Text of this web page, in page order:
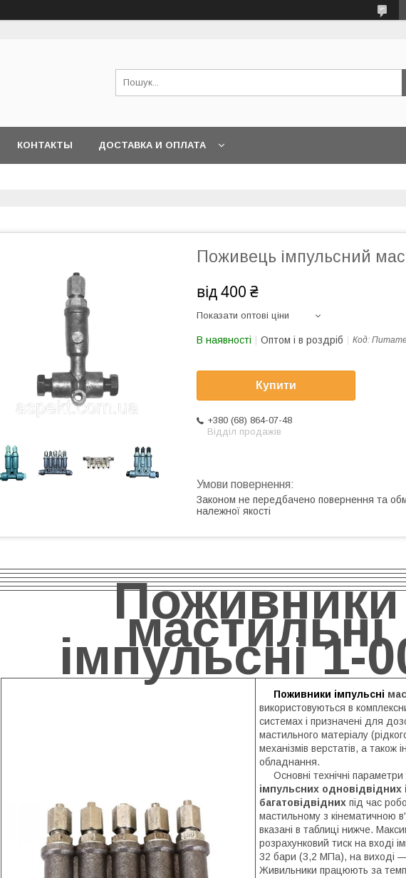
КОНТАКТЫ ДОСТАВКА И ОПЛАТА
Поживець імпульсний
від400 ₴
Показати оптові ціни
В наявності Оптом і в роздріб Код:
Купити
+380 (68) 864-07-48
Відділ продажів
Законом не передбачено повернення та
належної якості
Поживники
мастильні
імпульсні 1-
Поживники імпульсні
використовуються в
системах і призначені для
мастильного матеріалу
механізмів верстатів, а також
обладнання.
Основні технічні параметри
імпульсних одновідвідних і
багатовідвідних під час
мастильному з кінематичною
вказані в таблиці нижче.
розрахунковий тиск на вході
32 бари (3,2 МПа), на виході
Живильники працюють за